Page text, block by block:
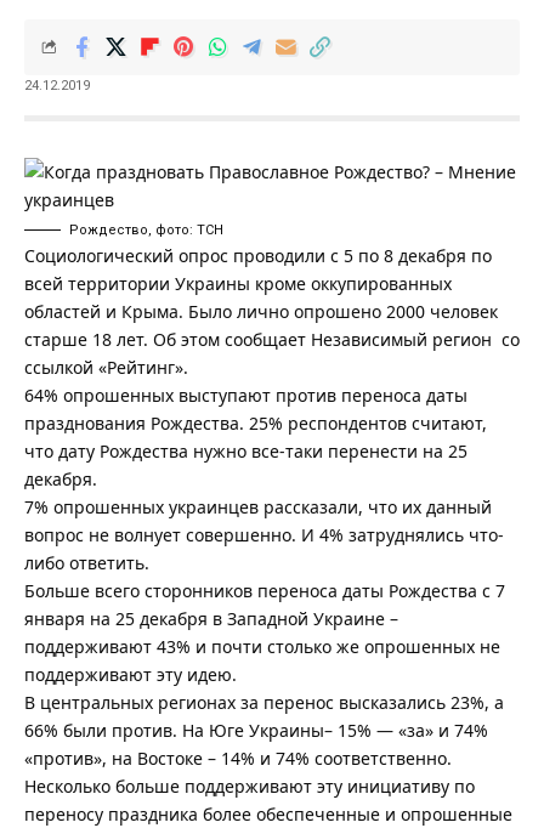
24.12.2019
Рождество, фото: ТСН
Социологический опрос проводили с 5 по 8 декабря по
всей территории Украины кроме оккупированных
областей и Крыма. Было лично опрошено 2000 человек
старше 18 лет. Об этом сообщает Независимый регион со
ссылкой «Рейтинг».
64% опрошенных выступают против переноса даты
празднования Рождества. 25% респондентов считают,
что дату Рождества нужно все-таки перенести на 25
декабря.
7% опрошенных украинцев рассказали, что их данный
вопрос не волнует совершенно. И 4% затруднялись что-
либо ответить.
Больше всего сторонников переноса даты Рождества с 7
января на 25 декабря в Западной Украине –
поддерживают 43% и почти столько же опрошенных не
поддерживают эту идею.
В центральных регионах за перенос высказались 23%, а
66% были против. На Юге Украины– 15% — «за» и 74%
«против», на Востоке – 14% и 74% соответственно.
Несколько больше поддерживают эту инициативу по
переносу праздника более обеспеченные и опрошенные